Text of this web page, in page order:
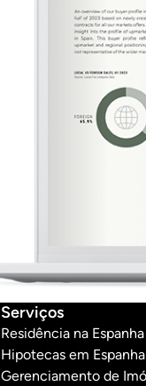
Serviços
Residência na Espanha
Hipotecas em Espanha
Gerenciamento de